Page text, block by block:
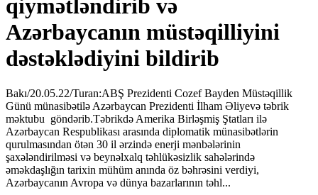
qiymətləndirib və
Azərbaycanın müstəqilliyini
dəstəklədiyini bildirib
Bakı/20.05.22/Turan:ABŞ Prezidenti Cozef Bayden Müstəqillik
Günü münasibətilə Azərbaycan Prezidenti İlham Əliyevə təbrik
məktubu göndərib.Təbrikdə Amerika Birləşmiş Ştatları ilə
Azərbaycan Respublikası arasında diplomatik münasibətlərin
qurulmasından ötən 30 il ərzində enerji mənbələrinin
şaxələndirilməsi və beynəlxalq təhlükəsizlik sahələrində
əməkdaşlığın tarixin mühüm anında öz bəhrəsini verdiyi,
Azərbaycanın Avropa və dünya bazarlarının təhl...